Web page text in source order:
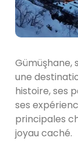
Gümüşhane,
une
histoire, ses
ses
principales
joyau caché.